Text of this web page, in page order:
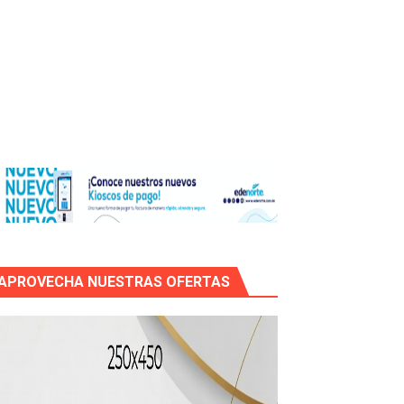
NUESTRAS OFERTAS